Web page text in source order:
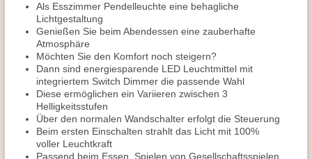
Als Esszimmer Pendelleuchte eine behagliche
Lichtgestaltung
Genießen Sie beim Abendessen eine zauberhafte
Atmosphäre
Möchten Sie den Komfort noch steigern?
Dann sind energiesparende LED Leuchtmittel mit
integriertem Switch Dimmer die passende Wahl
Diese ermöglichen ein Variieren zwischen 3
Helligkeitsstufen
Über den normalen Wandschalter erfolgt die Steuerung
Beim ersten Einschalten strahlt das Licht mit 100%
voller Leuchtkraft
Passend beim Essen, Spielen von Gesellschaftsspielen